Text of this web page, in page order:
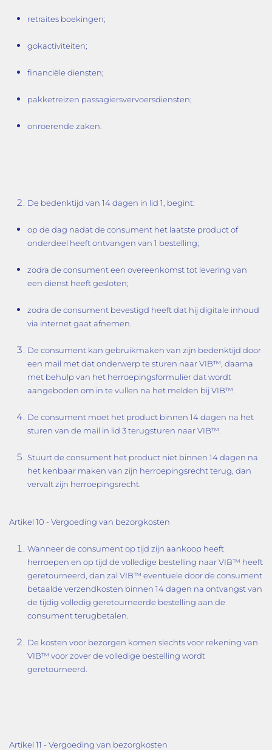
retraites boekingen;
gokactiviteiten;
financiële diensten;
pakketreizen passagiersvervoersdiensten;
onroerende zaken.
De bedenktijd van 14 dagen in lid 1, begint:
op de dag nadat de consument het laatste product of
onderdeel heeft ontvangen van 1 bestelling;
zodra de consument een overeenkomst tot levering van
een dienst heeft gesloten;
zodra de consument bevestigd heeft dat hij digitale inhoud
via internet gaat afnemen.
De consument kan gebruikmaken van zijn bedenktijd door
een mail met dat onderwerp te sturen naar VIB™, daarna
met behulp van het herroepingsformulier dat wordt
aangeboden om in te vullen na het melden bij VIB™.
De consument moet het product binnen 14 dagen na het
sturen van de mail in lid 3 terugsturen naar VIB™.
Stuurt de consument het product niet binnen 14 dagen na
het kenbaar maken van zijn herroepingsrecht terug, dan
vervalt zijn herroepingsrecht.
Artikel 10 - Vergoeding van bezorgkosten
Wanneer de consument op tijd zijn aankoop heeft
herroepen en op tijd de volledige bestelling naar VIB™ heeft
geretourneerd, dan zal VIB™ eventuele door de consument
betaalde verzendkosten binnen 14 dagen na ontvangst van
de tijdig volledig geretourneerde bestelling aan de
consument terugbetalen.
De kosten voor bezorgen komen slechts voor rekening van
VIB™ voor zover de volledige bestelling wordt
geretourneerd.
Artikel 11 - Vergoeding van bezorgkosten